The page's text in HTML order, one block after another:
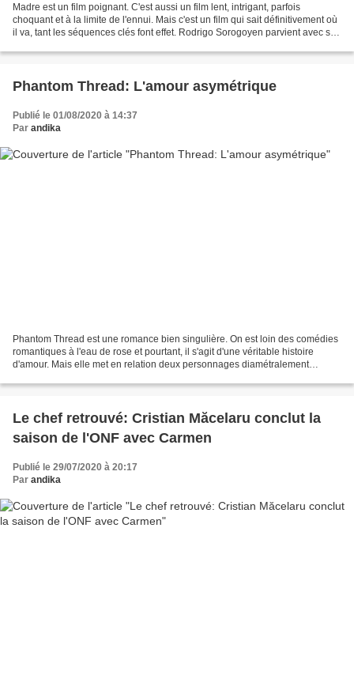
Madre est un film poignant. C'est aussi un film lent, intrigant, parfois
choquant et à la limite de l'ennui. Mais c'est un film qui sait définitivement où
il va, tant les séquences clés font effet. Rodrigo Sorogoyen parvient avec sa
Phantom Thread: L'amour asymétrique
Publié le 01/08/2020 à 14:37
Par andika
Phantom Thread est une romance bien singulière. On est loin des comédies
romantiques à l'eau de rose et pourtant, il s'agit d'une véritable histoire
d'amour. Mais elle met en relation deux personnages diamétralement
Le chef retrouvé: Cristian Măcelaru conclut la
saison de l'ONF avec Carmen
Publié le 29/07/2020 à 20:17
Par andika